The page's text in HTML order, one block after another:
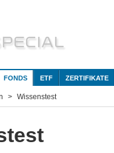
FONDS ETF ZERTIFIKATE
Wissenstest